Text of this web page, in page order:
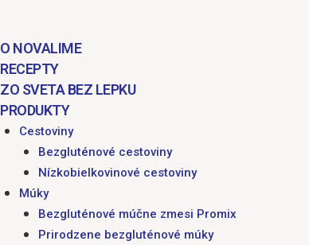
O NOVALIME
RECEPTY
ZO SVETA BEZ LEPKU
PRODUKTY
Cestoviny
Bezgluténové cestoviny
Nízkobielkovinové cestoviny
Múky
Bezgluténové múčne zmesi Promix
Prirodzene bezgluténové múky